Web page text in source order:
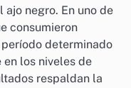
negro. En uno de
consumieron
determinado
los niveles de
respaldan la